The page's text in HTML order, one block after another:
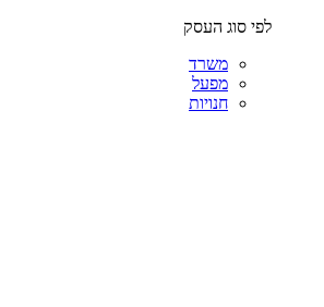
לפי סוג העסק
משרד
מפעל
חנויות